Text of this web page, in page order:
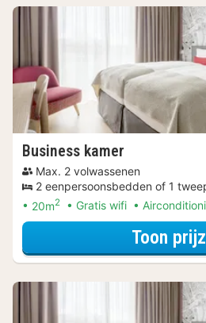
Business kamer
Max. 2 volwassenen
2 eenpersoonsbedden of 1
20m2 Gratis wifi
Toon